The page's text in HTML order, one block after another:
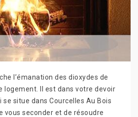
l’émanation des dioxydes de
logement. Il est dans votre devoir
se situe dans Courcelles Au Bois
vous seconder et de résoudre